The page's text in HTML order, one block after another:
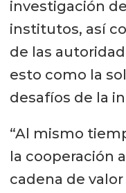
investigación
institutos, así
de las
esto como la
desafíos de la
“Al mismo
la cooperación
cadena de